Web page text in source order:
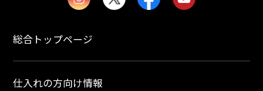
総合トップページ
仕入れの方向け情報